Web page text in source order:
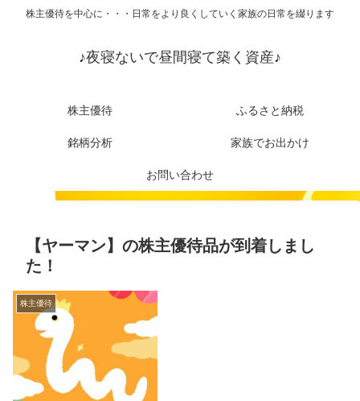
株主優待を中心に・・・日常をより良くしていく家族の日常を綴ります
♪夜寝ないで昼間寝て築く資産♪
株主優待 ふるさと納税
銘柄分析 家族でお出かけ
お問い合わせ
【ヤーマン】の株主優待品が到着しまし
た！
株主優待